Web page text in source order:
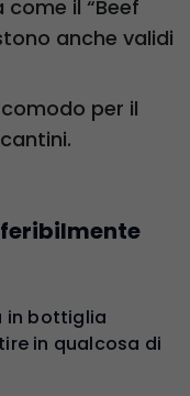
il “Beef
anche validi
per il
in bottiglia
in qualcosa di